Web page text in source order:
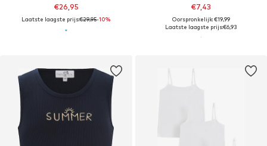
€26,95
Laatste laagste prijs:€29,95-10%
€7,43
Oorspronkelijk: €19,99
Laatste laagste prijs:€6,93